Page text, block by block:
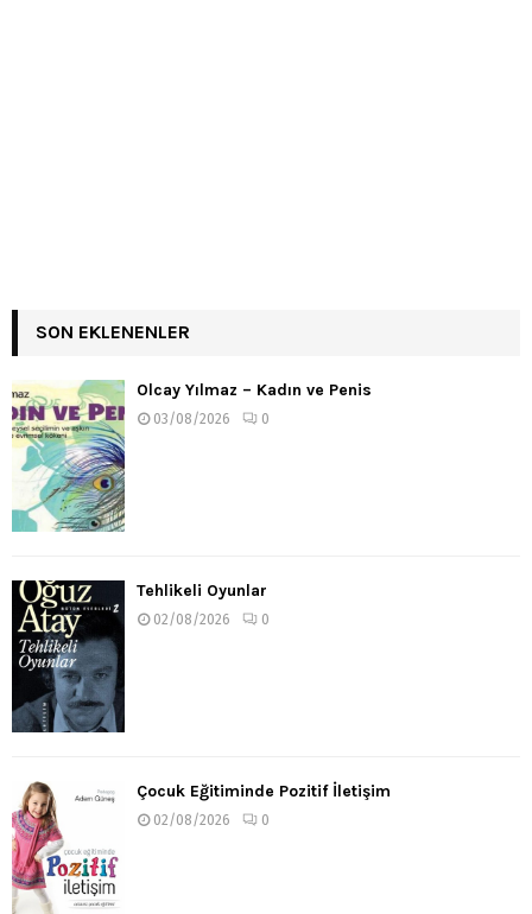
SON EKLENENLER
Olcay Yılmaz – Kadın ve Penis
03/08/2026 0
Tehlikeli Oyunlar
02/08/2026 0
Çocuk Eğitiminde Pozitif İletişim
02/08/2026 0